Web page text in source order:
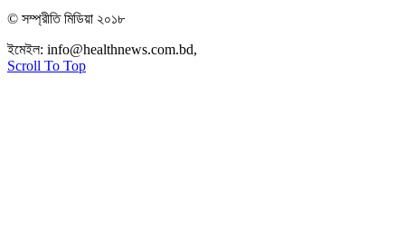
© সম্প্রীতি মিডিয়া ২০১৮
ইমেইল: info@healthnews.com.bd,
Scroll To Top